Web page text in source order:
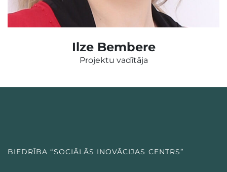
Ilze Bembere
Projektu vadītāja
BIEDRĪBA “SOCIĀLĀS INOVĀCIJAS CENTRS”